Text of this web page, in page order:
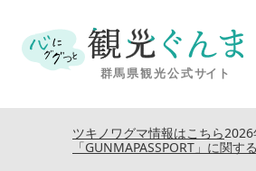
2026
ツキノワグマ情報はこちら
「GUNMAPASSPORT」に関